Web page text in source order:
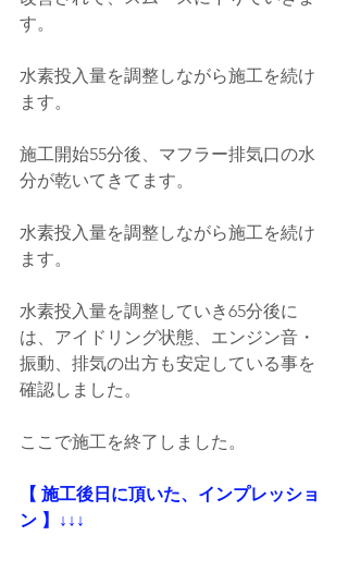
す。
水素投入量を調整しながら施工を続け
ます。
施工開始55分後、マフラー排気口の水
分が乾いてきてます。
水素投入量を調整しながら施工を続け
ます。
水素投入量を調整していき65分後に
は、アイドリング状態、エンジン音・
振動、排気の出方も安定している事を
確認しました。
ここで施工を終了しました。
【 施工後日に頂いた、インプレッショ
ン 】↓↓↓